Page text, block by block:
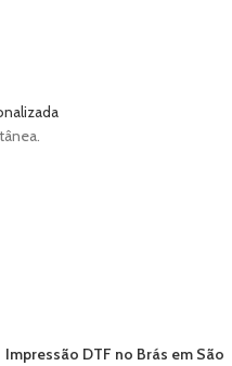
Impressão DTF no Brás em São